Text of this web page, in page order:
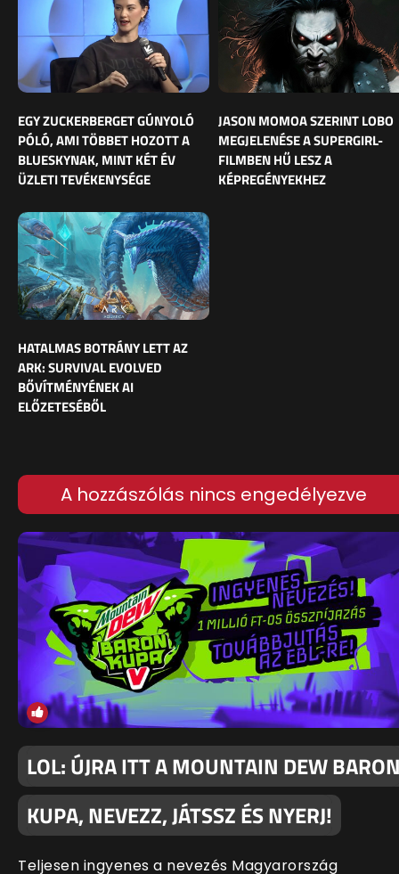
EGY ZUCKERBERGET GÚNYOLÓ
PÓLÓ, AMI TÖBBET HOZOTT A
BLUESKYNAK, MINT KÉT ÉV
ÜZLETI TEVÉKENYSÉGE
JASON MOMOA SZERINT LOBO
MEGJELENÉSE A SUPERGIRL-
FILMBEN HŰ LESZ A
KÉPREGÉNYEKHEZ
HATALMAS BOTRÁNY LETT AZ
ARK: SURVIVAL EVOLVED
BŐVÍTMÉNYÉNEK AI
ELŐZETESÉBŐL
A hozzászólás nincs engedélyezve
LOL: ÚJRA ITT A MOUNTAIN DEW
KUPA, NEVEZZ, JÁTSSZ ÉS NYERJ!
Teljesen ingyenes a nevezés Magyarország